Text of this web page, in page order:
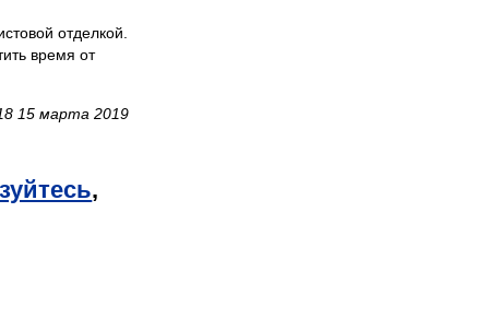
отделкой.
время от
15 марта 2019
,